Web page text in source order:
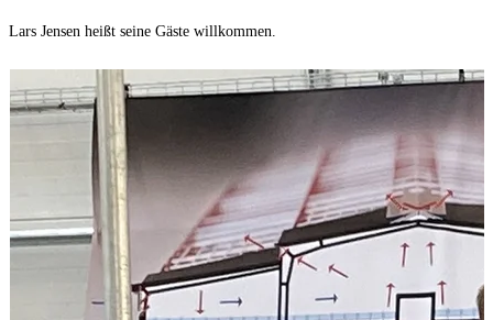
Lars Jensen heißt seine Gäste willkommen.